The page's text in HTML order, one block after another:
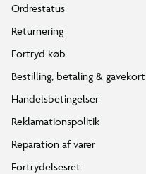
Ordrestatus
Returnering
Fortryd køb
Bestilling, betaling & gavekort
Handelsbetingelser
Reklamationspolitik
Reparation af varer
Fortrydelsesret